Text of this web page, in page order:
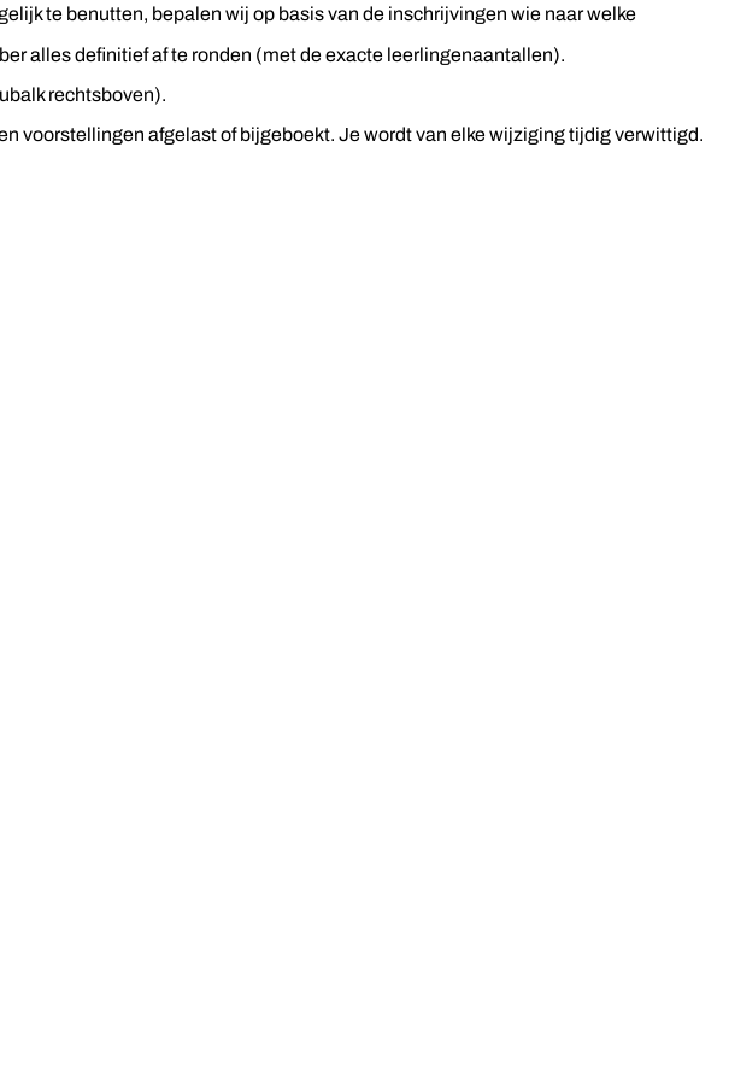
te benutten, bepalen wij op basis van de inschrijvingen wie naar welke
alles definitief af te ronden (met de exacte leerlingenaantallen).
rechtsboven).
voorstellingen afgelast of bijgeboekt. Je wordt van elke wijziging tijdig verwittigd.